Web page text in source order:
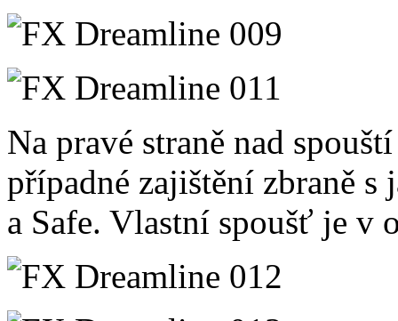
Na pravé straně nad
případné zajištění zbraně
a Safe. Vlastní spoušť je v